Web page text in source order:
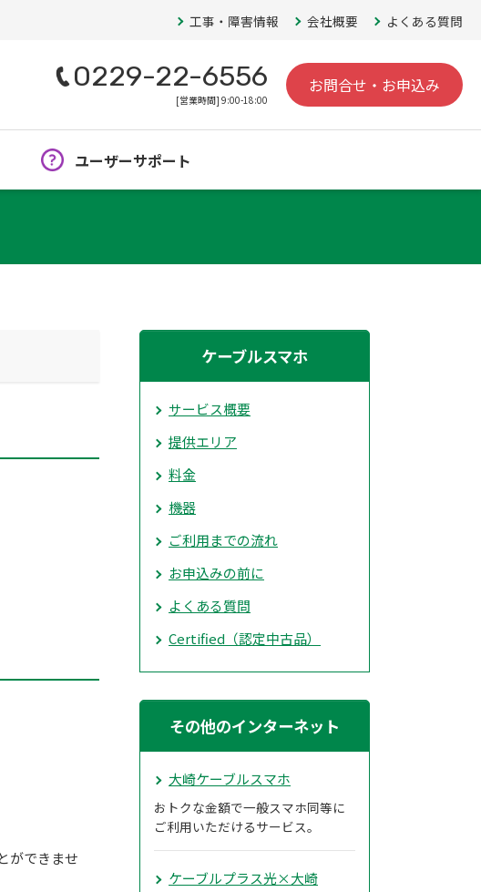
工事・障害情報 会社概要 よくある質問
0229-22-6556
[営業時間] 9:00-18:00
お問合せ・お申込み
ユーザーサポート
ができませ
ケーブルスマホ
サービス概要
提供エリア
料金
機器
ご利用までの流れ
お申込みの前に
よくある質問
Certified（認定中古品）
その他のインターネット
大崎ケーブルスマホ
おトクな金額で一般スマホ同等に
ご利用いただけるサービス。
ケーブルプラス光×大崎